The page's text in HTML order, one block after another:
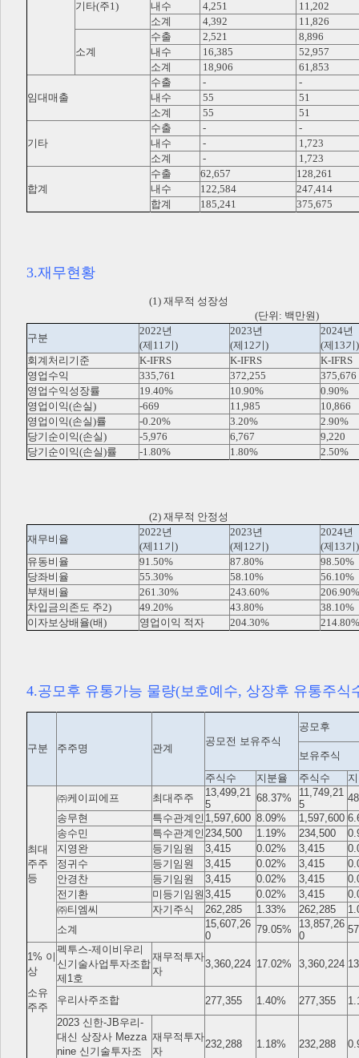
기타(주1) 내수 4,251
11,202
소계
4,392 11,826
소계
수출 2,521
8,896
내수
16,385
52,957
소계
18,906 61,853
임대매출
수출 -
-
내수
55
51
소계
55 51
기타
수출 -
-
내수
-
1,723
소계
- 1,723
합계
수출 62,657
128,261
내수
122,584
247,414
합계
185,241 375,675
3.재무현황
(1) 재무적 성장성
(단위: 백만원)
구분
2022년 2023년
2024년
(제11기)
(제12기)
(제13기)
회계처리기준
K-IFRS K-IFRS
K-IFRS
영업수익
335,761 372,255
375,676
영업수익성장률
19.40% 10.90%
0.90%
영업이익(손실)
-669 11,985
10,866
영업이익(손실)률
-0.20% 3.20%
2.90%
당기순이익(손실)
-5,976 6,767
9,220
당기순이익(손실)률
-1.80% 1.80% 2.50%
(2) 재무적 안정성
재무비율
2022년 2023년
2024년
(제11기)
(제12기)
(제13기)
유동비율
91.50% 87.80%
98.50%
당좌비율
55.30% 58.10%
56.10%
부채비율
261.30% 243.60%
206.90%
차입금의존도 주2)
49.20% 43.80%
38.10%
이자보상배율(배)
영업이익 적자 204.30% 214.80%
4.공모후 유통가능 물량(보호예수, 상장후 유통주식
구분 주주명 관계
공모전 보유주식
공모후
보유주식
주식수
지분율 주식수
최대
주주
등
㈜케이피에프 최대주주
13,499,21
5
68.37%
11,749,21
5
송무현
특수관계인 1,597,600 8.09% 1,597,600
송수민
특수관계인 234,500 1.19% 234,500
지영완
등기임원 3,415 0.02% 3,415
정귀수
등기임원 3,415 0.02% 3,415
안경찬
등기임원 3,415 0.02% 3,415
전기환
미등기임원 3,415 0.02% 3,415
㈜티엠씨
자기주식 262,285 1.33% 262,285
소계
15,607,26
0
79.05%
13,857,26
0
1% 이
상
펙투스-제이비우리
신기술사업투자조합
제1호
재무적투자
자
3,360,224 17.02% 3,360,224
소유
주주
우리사주조합 277,355 1.40% 277,355
2023 신한-JB우리-
대신 상장사 Mezza
nine 신기술투자조
재무적투자
자
232,288 1.18% 232,288